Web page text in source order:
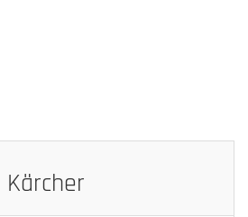
Kärcher